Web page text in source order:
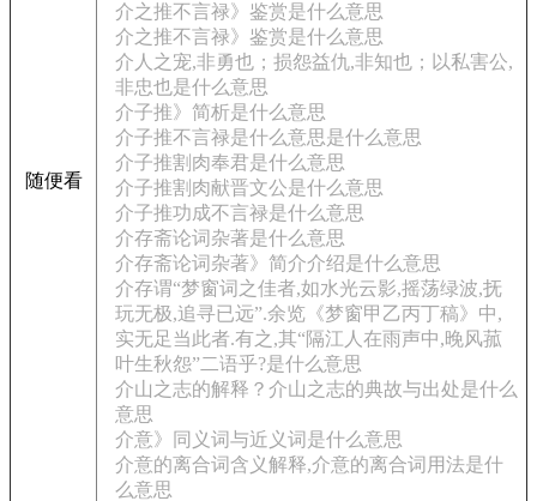
随便看
介之推不言禄》鉴赏是什么意思
介之推不言禄》鉴赏是什么意思
介人之宠,非勇也；损怨益仇,非知也；以私害公,
非忠也是什么意思
介子推》简析是什么意思
介子推不言禄是什么意思是什么意思
介子推割肉奉君是什么意思
介子推割肉献晋文公是什么意思
介子推功成不言禄是什么意思
介存斋论词杂著是什么意思
介存斋论词杂著》简介介绍是什么意思
介存谓“梦窗词之佳者,如水光云影,摇荡绿波,抚
玩无极,追寻已远”.余览《梦窗甲乙丙丁稿》中,
实无足当此者.有之,其“隔江人在雨声中,晚风菰
叶生秋怨”二语乎?是什么意思
介山之志的解释？介山之志的典故与出处是什么
意思
介意》同义词与近义词是什么意思
介意的离合词含义解释,介意的离合词用法是什
么意思